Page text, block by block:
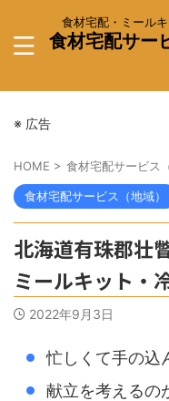
食材宅配・ミール
食材宅配サー
※ 広告
HOME > 食材宅配サービス
食材宅配サービス（地域）
北海道有珠郡壮
ミールキット・
2022年9月3日
忙しくて手の込
献立を考えるの